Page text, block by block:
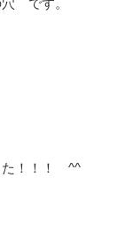
た！！！ ^^